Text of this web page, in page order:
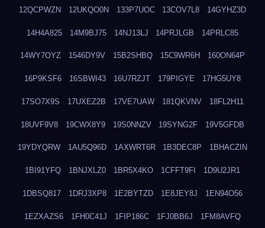
12QCPWZN 12UKQO0N 133P7UOC 13COV7L8 14GYHZ3D
14H4A825 14M9BJ75 14NJ13LJ 14PRJLGB 14PRLC85
14WY7OYZ 1546DY9V 15B2SHBQ 15C9WR6H 160ON64P
16P9KSF6 16SBWI43 16U7RZJT 179PIGYE 17HG5UY8
17SO7X9S 17UXEZ2B 17VE7UAW 181QKVNV 18FL2H11
18UVF9V8 19CWX8Y9 19S0NNZV 19SYNG2F 19V5GFDB
19YDYQRW 1AU5Q96D 1AXWRT6R 1B3DEC8P 1BHACZIN
1BI91YFQ 1BNJXLZ0 1BR5X4KO 1CFFT9FI 1D9U2JR1
1DBSQ817 1DRJ3XP8 1E2BYTZD 1E8JEY8J 1EN94O56
1EZXAZS6 1FH0C41J 1FIP186C 1FJ0BB6J 1FM8AVFQ